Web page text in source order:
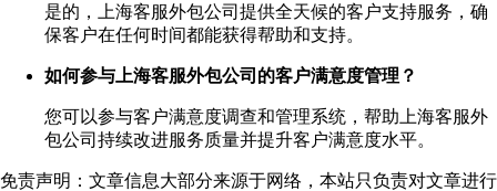
是的，上海客服外包公司提供全天候的客户支持服务，确
保客户在任何时间都能获得帮助和支持。
如何参与上海客服外包公司的客户满意度管理？
您可以参与客户满意度调查和管理系统，帮助上海客服外
包公司持续改进服务质量并提升客户满意度水平。
免责声明：文章信息大部分来源于网络，本站只负责对文章进行